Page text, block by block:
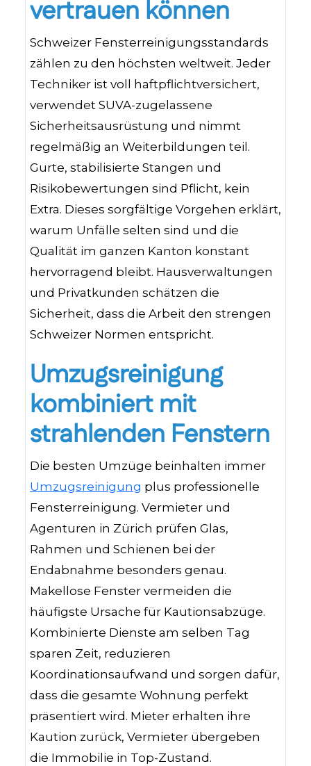
vertrauen können
Schweizer Fensterreinigungsstandards
zählen zu den höchsten weltweit. Jeder
Techniker ist voll haftpflichtversichert,
verwendet SUVA-zugelassene
Sicherheitsausrüstung und nimmt
regelmäßig an Weiterbildungen teil.
Gurte, stabilisierte Stangen und
Risikobewertungen sind Pflicht, kein
Extra. Dieses sorgfältige Vorgehen erklärt,
warum Unfälle selten sind und die
Qualität im ganzen Kanton konstant
hervorragend bleibt. Hausverwaltungen
und Privatkunden schätzen die
Sicherheit, dass die Arbeit den strengen
Schweizer Normen entspricht.
Umzugsreinigung
kombiniert mit
strahlenden Fenstern
Die besten Umzüge beinhalten immer
Umzugsreinigung plus professionelle
Fensterreinigung. Vermieter und
Agenturen in Zürich prüfen Glas,
Rahmen und Schienen bei der
Endabnahme besonders genau.
Makellose Fenster vermeiden die
häufigste Ursache für Kautionsabzüge.
Kombinierte Dienste am selben Tag
sparen Zeit, reduzieren
Koordinationsaufwand und sorgen dafür,
dass die gesamte Wohnung perfekt
präsentiert wird. Mieter erhalten ihre
Kaution zurück, Vermieter übergeben
die Immobilie in Top-Zustand.